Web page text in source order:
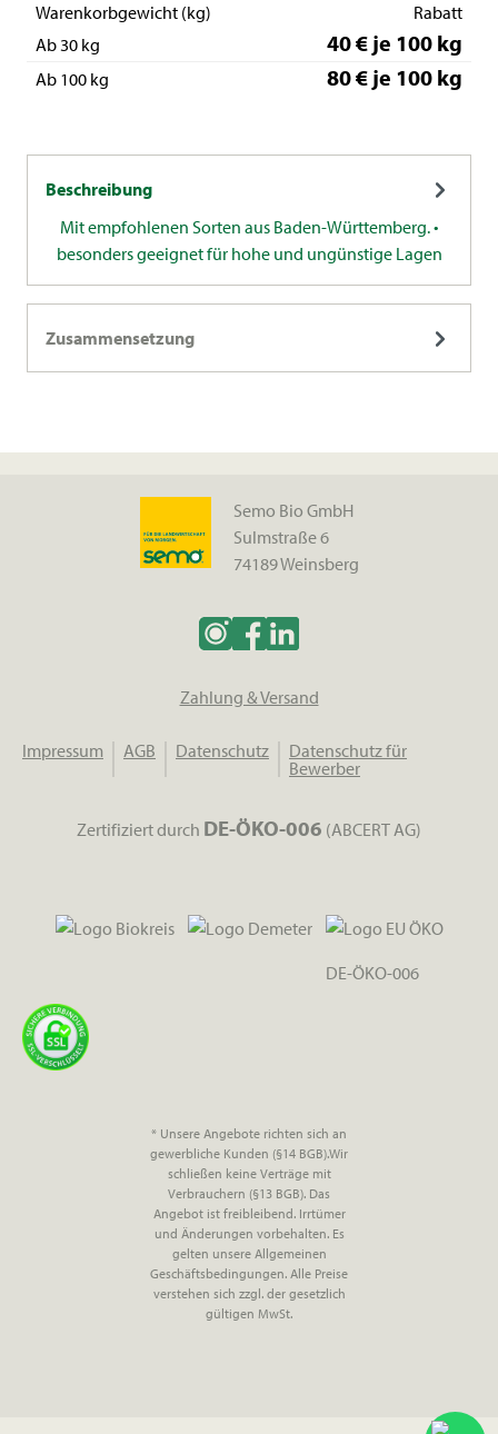
Warenkorbgewicht (kg)
Rabatt
Ab 30 kg
40 € je 100 kg
Ab 100 kg 80 € je 100 kg
Beschreibung
Mit empfohlenen Sorten aus Baden-Württemberg. •
besonders geeignet für hohe und ungünstige Lagen
Zusammensetzung
Semo Bio GmbH
Sulmstraße 6
74189 Weinsberg
Zahlung & Versand
Impressum AGB Datenschutz
Datenschutz für
Bewerber
Zertifiziert durch DE-ÖKO-006 (ABCERT AG)
DE-ÖKO-006
* Unsere Angebote richten sich an
gewerbliche Kunden (§14 BGB).Wir
schließen keine Verträge mit
Verbrauchern (§13 BGB). Das
Angebot ist freibleibend. Irrtümer
und Änderungen vorbehalten. Es
gelten unsere Allgemeinen
Geschäftsbedingungen. Alle Preise
verstehen sich zzgl. der gesetzlich
gültigen MwSt.